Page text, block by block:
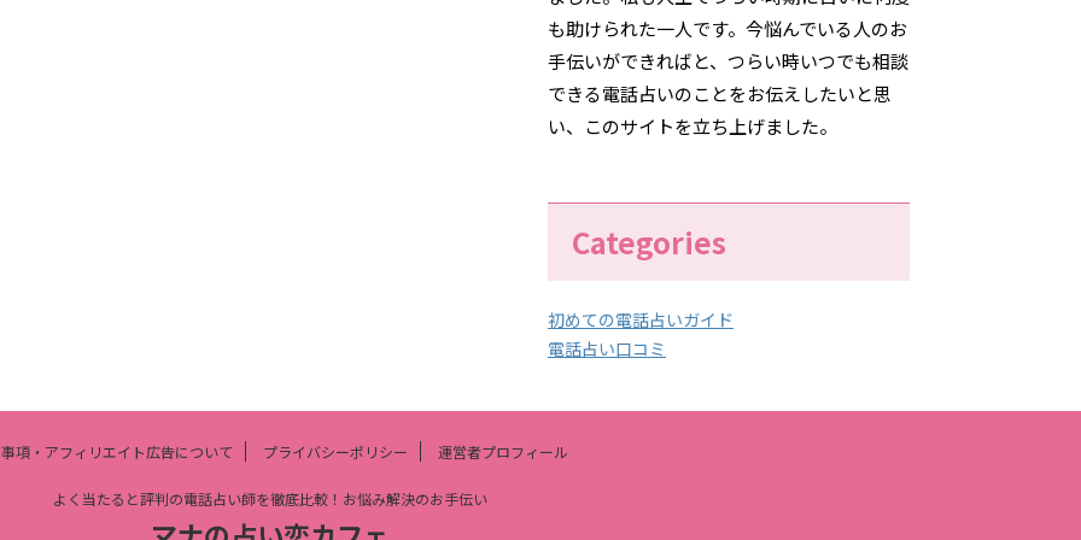
も助けられた一人です。今悩んでいる人のお
手伝いができればと、つらい時いつでも相談
できる電話占いのことをお伝えしたいと思
い、このサイトを立ち上げました。
Categories
初めての電話占いガイド
電話占い口コミ
項・アフィリエイト広告について プライバシーポリシー 運営者プロフィール
よく当たると評判の電話占い師を徹底比較！お悩み解決のお手伝い